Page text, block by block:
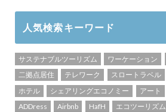
人気検索キーワード
サステナブルツーリズム ワーケーション
二拠点居住
テレワーク スロートラベル
ホテル
シェアリングエコノミー アート
ADDress
Airbnb HafH エコツーリズム